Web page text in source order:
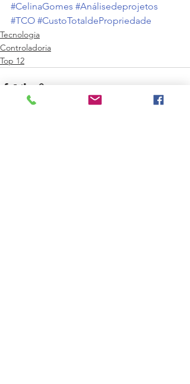
#CelinaGomes #Análisedeprojetos
#TCO #CustoTotaldePropriedade
Tecnologia
Controladoria
Top 12